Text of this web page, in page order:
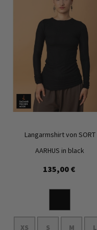
Langarmshirt von SORT
AARHUS in black
135,00 €
XS S M L